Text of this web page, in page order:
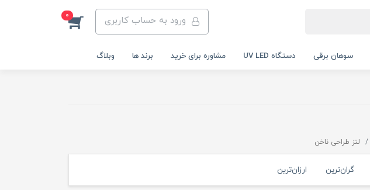
ورود به حساب کاربری 0
سوهان برقی دستگاه UV LED مشاوره برای خرید برند ها وبلاگ
لنز طراحی ناخن
گران‌ترین ارزان‌ترین